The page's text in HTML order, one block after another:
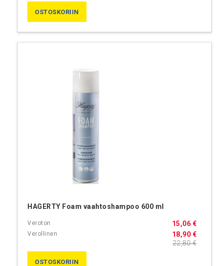
OSTOSKORIIN
HAGERTY Foam vaahtoshampoo 600 ml
18,90 €
15,06 €
22,80 €
OSTOSKORIIN